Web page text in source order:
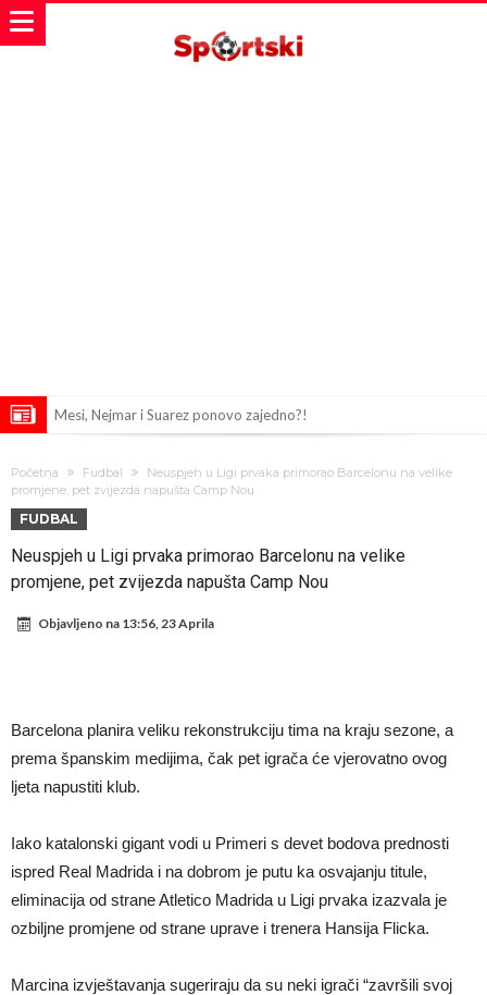
Mesi, Nejmar i Suarez ponovo zajedno?!
miliona eura!
Rashford se vratio u Manchester United. Odbija Tursku i Saudijsku
Arabiju
Darwin Núñez blizu Trabzonsporu
Ferran Torres sve bliže PSG-u
Početna Fudbal
Neuspjeh u Ligi prvaka primorao Barcelonu na velike
promjene, pet zvijezda napušta Camp Nou
FUDBAL
Neuspjeh u Ligi prvaka primorao Barcelonu na velike
promjene, pet zvijezda napušta Camp Nou
Objavljeno na 13:56, 23 Aprila
Barcelona planira veliku rekonstrukciju tima na kraju sezone, a
prema španskim medijima, čak pet igrača će vjerovatno ovog
ljeta napustiti klub.
Iako katalonski gigant vodi u Primeri s devet bodova prednosti
ispred Real Madrida i na dobrom je putu ka osvajanju titule,
eliminacija od strane Atletico Madrida u Ligi prvaka izazvala je
ozbiljne promjene od strane uprave i trenera Hansija Flicka.
Marcina izvještavanja sugeriraju da su neki igrači “završili svoj